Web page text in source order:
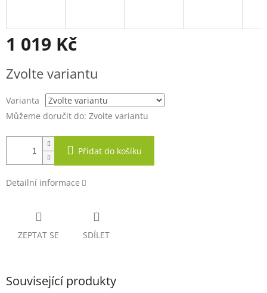
1 019 Kč
cena:
Zvolte variantu
Varianta
Můžeme doručit do: Zvolte variantu
Přidat do košíku
Detailní informace
ZEPTAT SE SDÍLET
Související produkty